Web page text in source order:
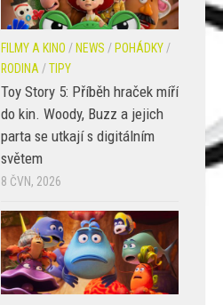
FILMY A KINO / NEWS / POHÁDKY /
RODINA /TIPY
Toy Story 5: Příběh hraček míří
do kin. Woody, Buzz a jejich
parta se utkají s digitálním
světem
8 ČVN, 2026